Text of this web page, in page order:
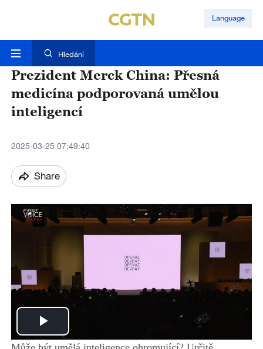
Language
Hledání
Prezident Merck China: Přesná
medicína podporovaná umělou
inteligencí
2025-03-25 07:49:40
Share
P